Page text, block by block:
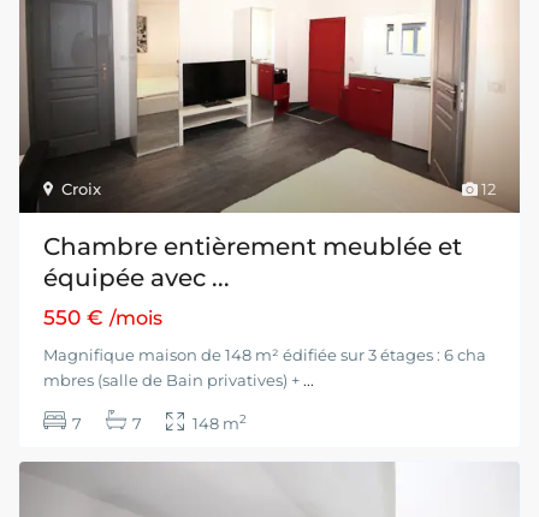
12
Croix
Chambre entièrement meublée et
équipée avec ...
550 €/mois
Magnifique maison de 148 m² édifiée sur 3 étages : 6 cha
mbres (salle de Bain privatives) + ...
7 7 148 m2